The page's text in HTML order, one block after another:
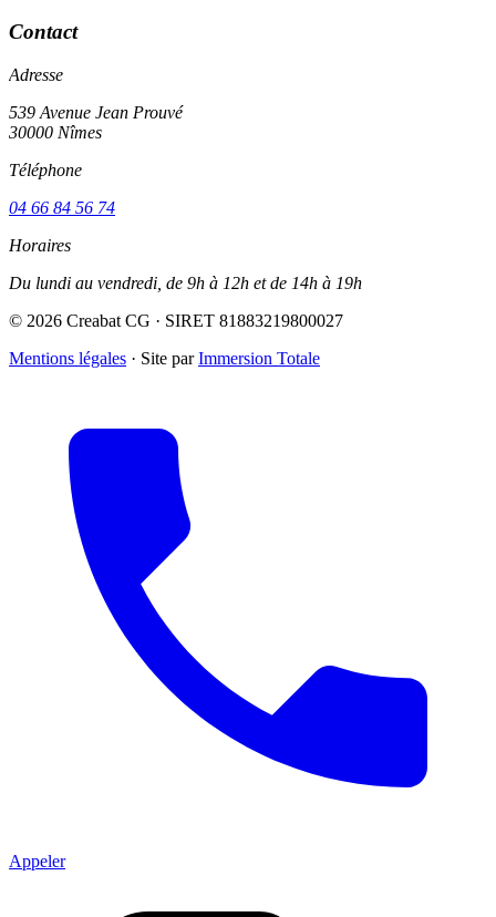
Contact
Adresse
539 Avenue Jean Prouvé
30000 Nîmes
Téléphone
04 66 84 56 74
Horaires
Du lundi au vendredi, de 9h à 12h et de 14h à 19h
© 2026 Creabat CG · SIRET 81883219800027
Mentions légales · Site parImmersion Totale
Appeler